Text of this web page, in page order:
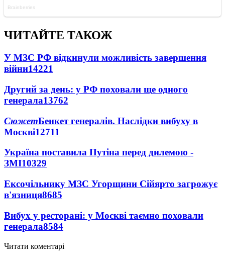
ЧИТАЙТЕ ТАКОЖ
У МЗС РФ відкинули можливість завершення
війни14221
Другий за день: у РФ поховали ще одного
генерала13762
СюжетБенкет генералів. Наслідки вибуху в
Москві12711
Україна поставила Путіна перед дилемою -
ЗМІ10329
Ексочільнику МЗС Угорщини Сійярто загрожує
в'язниця8685
Вибух у ресторані: у Москві таємно поховали
генерала8584
Читати коментарі